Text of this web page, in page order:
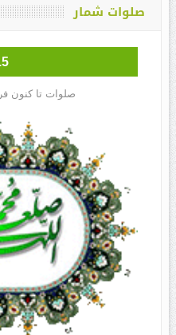
صلوات شمار
صلوات تا کنون